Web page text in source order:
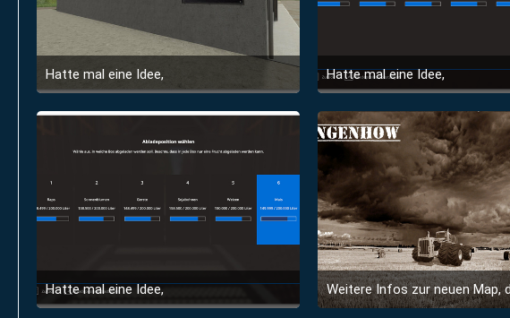
Hatte mal eine Idee,
6. Juni 2020 um 20:27
Hatte mal eine Idee,
6. Juni 2020 um 20:27
Hatte mal eine Idee,
6. Juni 2020 um 20:27 3. April 2020 um 10:55